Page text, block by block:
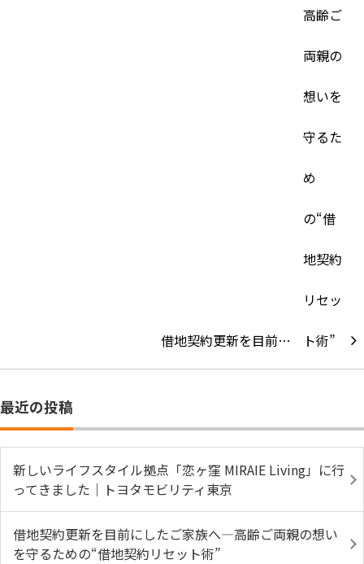
借地契約更新を目前…
最近の投稿
新しいライフスタイル拠点「恋ヶ窪 MIRAIE Living」に行
ってきました｜トヨタモビリティ東京
借地契約更新を目前にしたご家族へ―高齢ご両親の想い
を守るための“借地契約リセット術”